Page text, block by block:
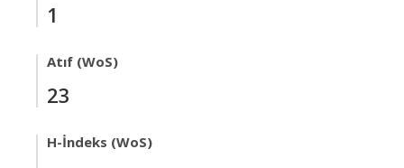
1
Atıf (WoS)
23
H-İndeks (WoS)